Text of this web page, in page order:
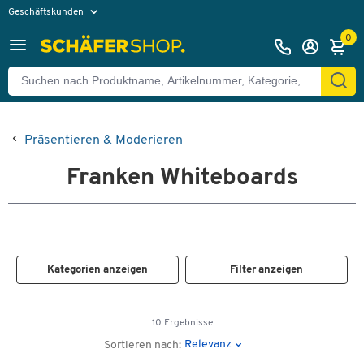
Geschäftskunden
0
Präsentieren & Moderieren
Franken Whiteboards
Kategorien anzeigen Filter anzeigen
10 Ergebnisse
Sortieren nach: Relevanz